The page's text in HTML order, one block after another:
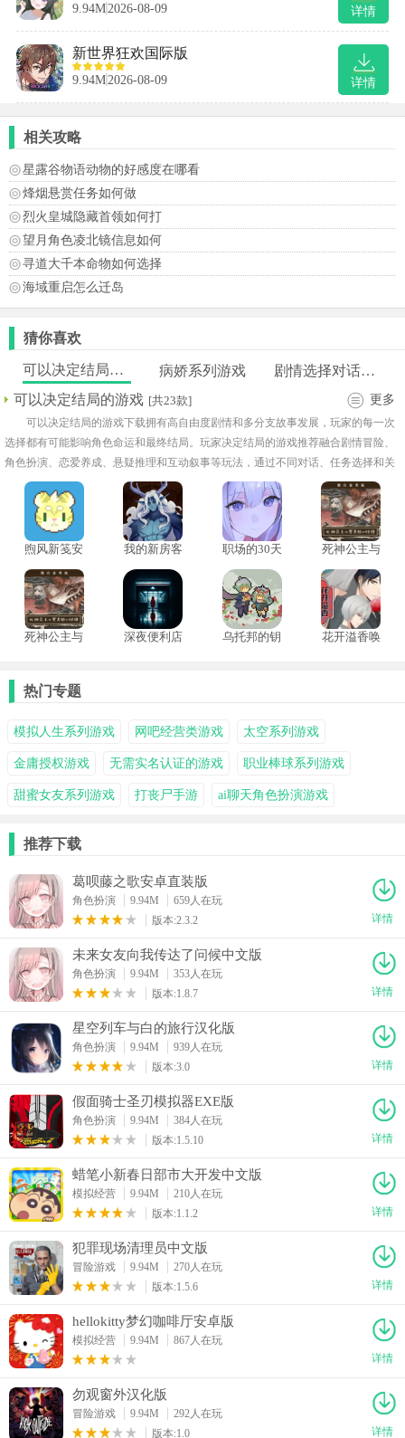
详情
9.94M 2026-08-09
详情
新世界狂欢国际版
9.94M 2026-08-09
相关攻略
星露谷物语动物的好感度在哪看
烽烟悬赏任务如何做
烈火皇城隐藏首领如何打
望月角色凌北镜信息如何
寻道大千本命物如何选择
海域重启怎么迁岛
猜你喜欢
可以决定结局的游戏 病娇系列游戏
剧情选择对话类游戏
可以决定结局的游戏 [共23款] 更多
可以决定结局的游戏下载拥有高自由度剧情和多分支故事发展，玩家的每一次
选择都有可能影响角色命运和最终结局。玩家决定结局的游戏推荐融合剧情冒险、
角色扮演、恋爱养成、悬疑推理和互动叙事等玩法，通过不同对话、任务选择和关
键事件推动故事发展。选择决定结局的游戏合集拥有多个隐藏结局、角色专属路线
和丰富剧情分支。
煦风新笺安
我的新房客
职场的30天
死神公主与
物
死神公主与
深夜便利店
乌托邦的钥
花开溢香唤
热门专题
模拟人生系列游戏 网吧经营类游戏 太空系列游戏
金庸授权游戏 无需实名认证的游戏 职业棒球系列游戏
甜蜜女友系列游戏 打丧尸手游 ai聊天角色扮演游戏
推荐下载
葛呗藤之歌安卓直装版
角色扮演 9.94M
659人在玩
版本:2.3.2
详情
未来女友向我传达了问候中文版
角色扮演 9.94M
353人在玩
版本:1.8.7
详情
星空列车与白的旅行汉化版
角色扮演 9.94M
939人在玩
版本:3.0
详情
假面骑士圣刃模拟器EXE版
角色扮演 9.94M
384人在玩
版本:1.5.10
详情
蜡笔小新春日部市大开发中文版
模拟经营 9.94M
210人在玩
版本:1.1.2
详情
犯罪现场清理员中文版
冒险游戏 9.94M
270人在玩
版本:1.5.6
详情
hellokitty梦幻咖啡厅安卓版
模拟经营 9.94M
867人在玩
详情
勿观窗外汉化版
冒险游戏 9.94M
292人在玩
版本:1.0
详情